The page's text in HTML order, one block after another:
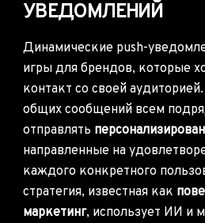
УВЕДОМЛЕНИЙ
Динамические push-
игры для брендов, которые
контакт со своей
общих сообщений всем
отправлять
направленные на
каждого конкретного
стратегия, известная как
маркетинг, использует ИИ и